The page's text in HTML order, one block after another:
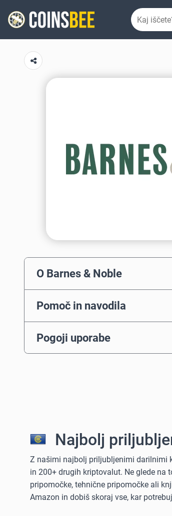
O Barnes & Noble
Pomoč in navodila
Pogoji uporabe
Najbolj
Z našimi najbolj priljubljenimi darilnimi
in 200+ drugih kriptovalut. Ne glede na
pripomočke, tehnične pripomočke ali
Amazon in dobiš skoraj vse, kar